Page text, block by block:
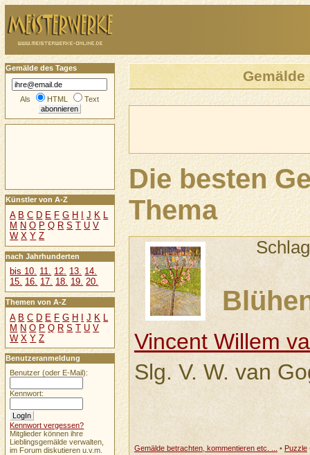
Die besten
Thema
Vincent Willem
Slg. V. W. van
Gemälde betrachten, kommentieren etc. ... • Puzzle
Gemälde des Tages
Als HTML Text
Künstler von A-Z
A B C D E F G H J K L
M N O P Q R S T U V
W X Y Z
nach Jahrhunderten
bis 10. 11. 12. 13. 14.
15. 16. 17. 18. 19. 20.
Themen von A-Z
A B C D E F G H I J K L
M N O P Q R S T U V
W X Y Z
Benutzeranmeldung
Benutzer (oder E-Mail):
Kennwort:
Kennwort vergessen?
Mitglieder können ihre
Lieblingsgemälde verwalten,
im Forum diskutieren u.v.m.